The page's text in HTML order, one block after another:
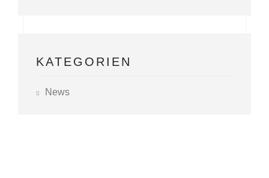
KATEGORIEN
News